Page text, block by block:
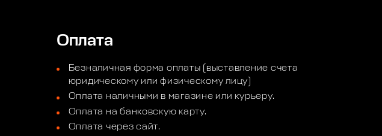
Оплата
Безналичная форма оплаты (выставление счета
юридическому или физическому лицу)
Оплата наличными в магазине или курьеру.
Оплата на банковскую карту.
Оплата через сайт.